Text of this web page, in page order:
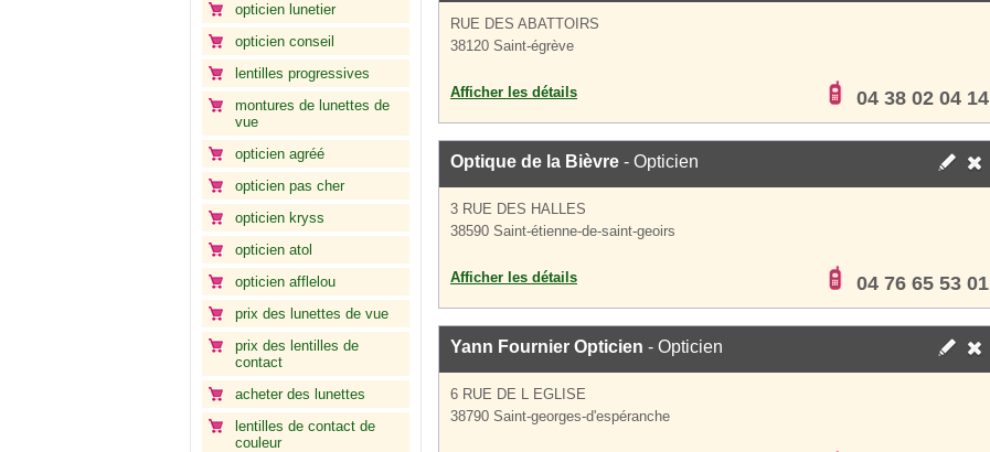
opticien lunetier
opticien conseil
lentilles progressives
montures de lunettes de
vue
opticien agréé
opticien pas cher
opticien kryss
opticien atol
opticien afflelou
prix des lunettes de vue
prix des lentilles de
contact
acheter des lunettes
lentilles de contact de
couleur
RUE DES ABATTOIRS
38120 Saint-égrève
Afficher les détails 04 38 02 04 14
Optique de la Bièvre - Opticien
3 RUE DES HALLES
38590 Saint-étienne-de-saint-geoirs
Afficher les détails 04 76 65 53 01
Yann Fournier Opticien - Opticien
6 RUE DE L EGLISE
38790 Saint-georges-d'espéranche